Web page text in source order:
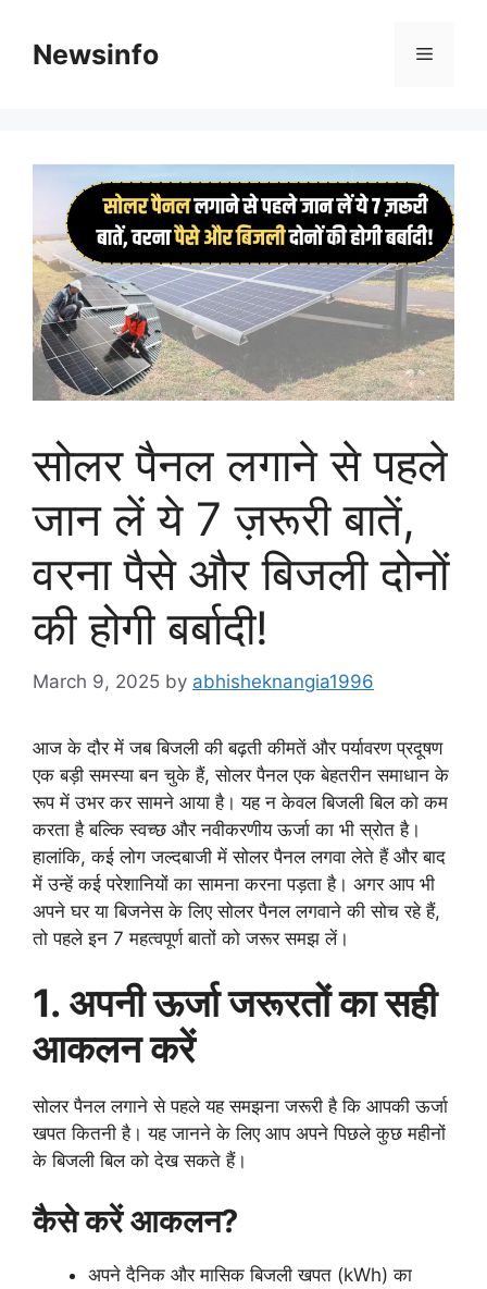
contentNewsinfo Menu
सोलर पैनल लगाने से पहले
जान लें ये 7 ज़रूरी बातें,
वरना पैसे और बिजली दोनों
की होगी बर्बादी!
March 9, 2025 by abhisheknangia1996
आज के दौर में जब बिजली की बढ़ती कीमतें और पर्यावरण प्रदूषण
एक बड़ी समस्या बन चुके हैं, सोलर पैनल एक बेहतरीन समाधान के
रूप में उभर कर सामने आया है। यह न केवल बिजली बिल को कम
करता है बल्कि स्वच्छ और नवीकरणीय ऊर्जा का भी स्रोत है।
हालांकि, कई लोग जल्दबाजी में सोलर पैनल लगवा लेते हैं और बाद
में उन्हें कई परेशानियों का सामना करना पड़ता है। अगर आप भी
अपने घर या बिजनेस के लिए सोलर पैनल लगवाने की सोच रहे हैं,
तो पहले इन 7 महत्वपूर्ण बातों को जरूर समझ लें।
1. अपनी ऊर्जा जरूरतों का सही
आकलन करें
सोलर पैनल लगाने से पहले यह समझना जरूरी है कि आपकी ऊर्जा
खपत कितनी है। यह जानने के लिए आप अपने पिछले कुछ महीनों
के बिजली बिल को देख सकते हैं।
कैसे करें आकलन?
अपने दैनिक और मासिक बिजली खपत (kWh) का